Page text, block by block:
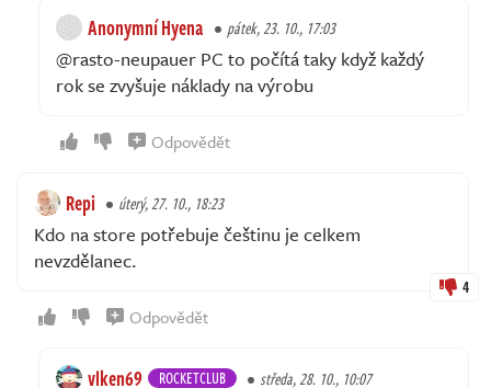
Anonymní Hyena pátek, 23. 10., 17:03
@rasto-neupauer PC to počítá taky když každý
rok se zvyšuje náklady na výrobu
Odpovědět
Repi úterý, 27. 10., 18:23
Kdo na store potřebuje češtinu je celkem
nevzdělanec.
4
Odpovědět
vlken69 ROCKETCLUB středa, 28. 10., 10:07